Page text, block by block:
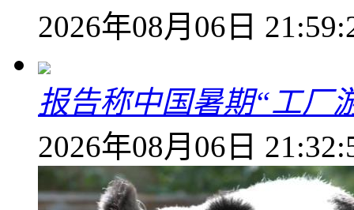
2026年08月06日
报告称中国暑期“工厂
2026年08月06日